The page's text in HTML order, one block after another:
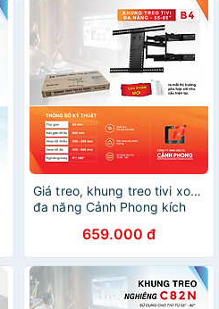
Giá treo, khung treo tivi xoay
đa năng Cảnh Phong kích
mọi góc độ - B4 - Hàng
Chính Hãng
659.000 đ